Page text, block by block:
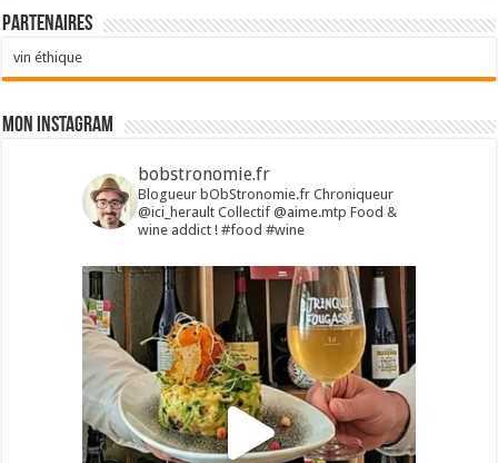
Partenaires
vin éthique
Mon Instagram
bobstronomie.fr
Blogueur bObStronomie.fr Chroniqueur
@ici_heraultCollectif @aime.mtp Food &
wine addict !#food #wine